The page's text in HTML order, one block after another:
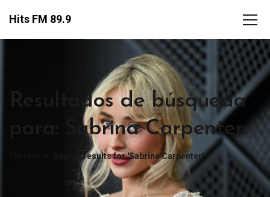
Hits FM 89.9
Resultados de búsqueda
para: Sabrina Carpenter
Search results for 'Sabrina Carpenter'